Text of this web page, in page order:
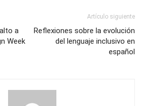
a
Week
Artículo siguiente
Reflexiones sobre la evolución
del lenguaje inclusivo en
español